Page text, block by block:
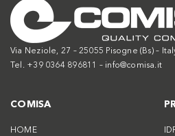
Via Neziole, 27 – 25055 Pisogne (Bs) –
Tel. +39 0364 896811 – info@comisa.it
COMISA
HOME